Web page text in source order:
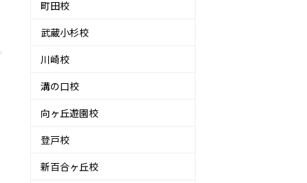
町田校
武蔵小杉校
川崎校
溝の口校
向ヶ丘遊園校
登戸校
新百合ヶ丘校